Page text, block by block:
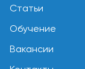
Статьи
Обучение
Вакансии